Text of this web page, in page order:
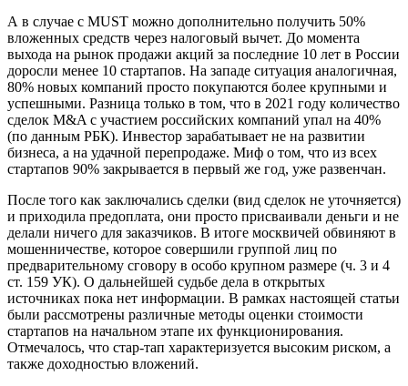
А в случае с MUST можно дополнительно получить 50%
вложенных средств через налоговый вычет. До момента
выхода на рынок продажи акций за последние 10 лет в России
доросли менее 10 стартапов. На западе ситуация аналогичная,
80% новых компаний просто покупаются более крупными и
успешными. Разница только в том, что в 2021 году количество
сделок M&A с участием российских компаний упал на 40%
(по данным РБК). Инвестор зарабатывает не на развитии
бизнеса, а на удачной перепродаже. Миф о том, что из всех
стартапов 90% закрывается в первый же год, уже развенчан.
После того как заключались сделки (вид сделок не уточняется)
и приходила предоплата, они просто присваивали деньги и не
делали ничего для заказчиков. В итоге москвичей обвиняют в
мошенничестве, которое совершили группой лиц по
предварительному сговору в особо крупном размере (ч. 3 и 4
ст. 159 УК). О дальнейшей судьбе дела в открытых
источниках пока нет информации. В рамках настоящей статьи
были рассмотрены различные методы оценки стоимости
стартапов на начальном этапе их функционирования.
Отмечалось, что стар-тап характеризуется высоким риском, а
также доходностью вложений.